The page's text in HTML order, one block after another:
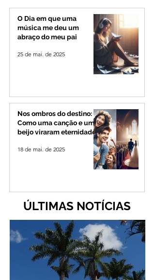
de Minas
O Dia em que uma
música me deu um
abraço do meu pai
25 de mai. de 2025
Nos ombros do destino:
Como uma canção e um
beijo viraram eternidade
18 de mai. de 2025
ÚLTIMAS NOTÍCIAS